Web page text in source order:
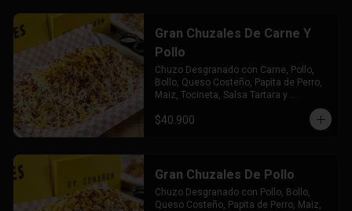
Gran Chuzales De Carne Y
Pollo
Chuzo Desgranado con Carne, Pollo,
Bollo, Queso Costeño, Papita de Perro,
Maiz, Tocineta, Salsa Tartara y
$40.900
Gran Chuzales De Pollo
Chuzo Desgranado con Pollo, Bollo,
Queso Costeño, Papita de Perro, Maiz,